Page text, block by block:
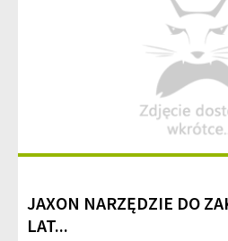
JAXON NARZĘDZIE DO
LAT...